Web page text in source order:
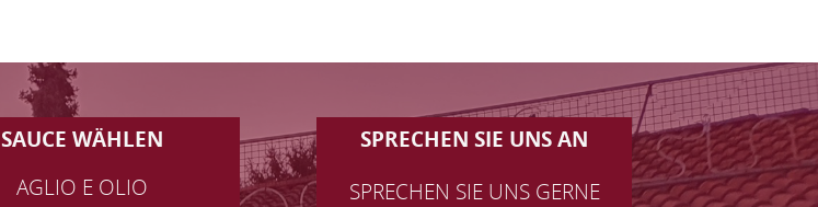
SAUCE WÄHLEN
AGLIO E OLIO
SPRECHEN SIE UNS AN
SPRECHEN SIE UNS GERNE